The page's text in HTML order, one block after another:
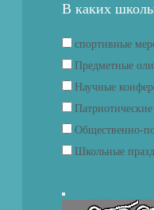
В каких
спортивные
Предметные
Научные
Общественно-
Школьные